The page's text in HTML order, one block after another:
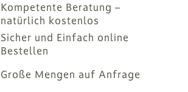
Kompetente Beratung –
natürlich kostenlos
Sicher und Einfach online
Bestellen
Große Mengen auf Anfrage